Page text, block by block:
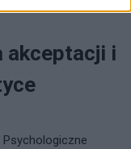
akceptacji i
Psychologiczne